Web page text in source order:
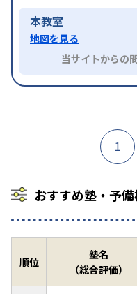
本教室
地図を見る
当サイトからの
1
おすすめ塾・予
順位
塾名
（総合評価）